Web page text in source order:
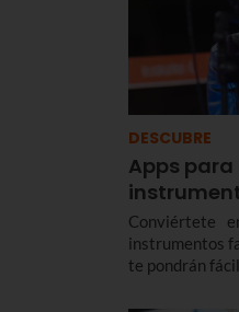
DESCUBRE
Apps
Conviértete
instrumentos
te pondrán